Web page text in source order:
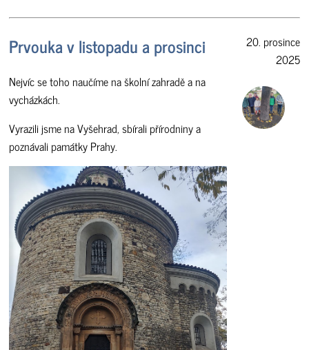
Prvouka v listopadu a prosinci
Nejvíc se toho naučíme na školní zahradě a na
vycházkách.
Vyrazili jsme na Vyšehrad, sbírali přírodniny a
poznávali památky Prahy.
20. prosince
2025